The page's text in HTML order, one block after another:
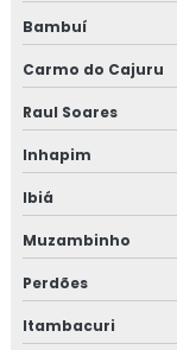
Treinamento em
Treinamento em
Treinamento para
Treinamento em
Treinamento em
Bambuí
Carmo do Cajuru
Raul Soares
Inhapim
Ibiá
Muzambinho
Perdões
Itambacuri